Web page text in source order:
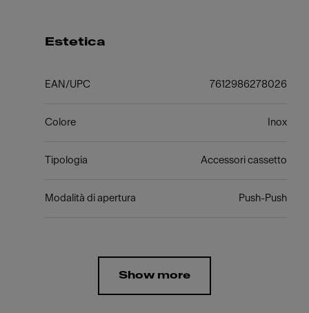
Estetica
EAN/UPC 7612986278026
Colore Inox
Tipologia Accessori cassetto
Modalità di apertura Push-Push
Show more